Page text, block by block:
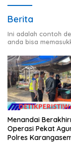
Berita
Ini adalah contoh
anda bisa
Menandai
Operasi Pekat
Polres